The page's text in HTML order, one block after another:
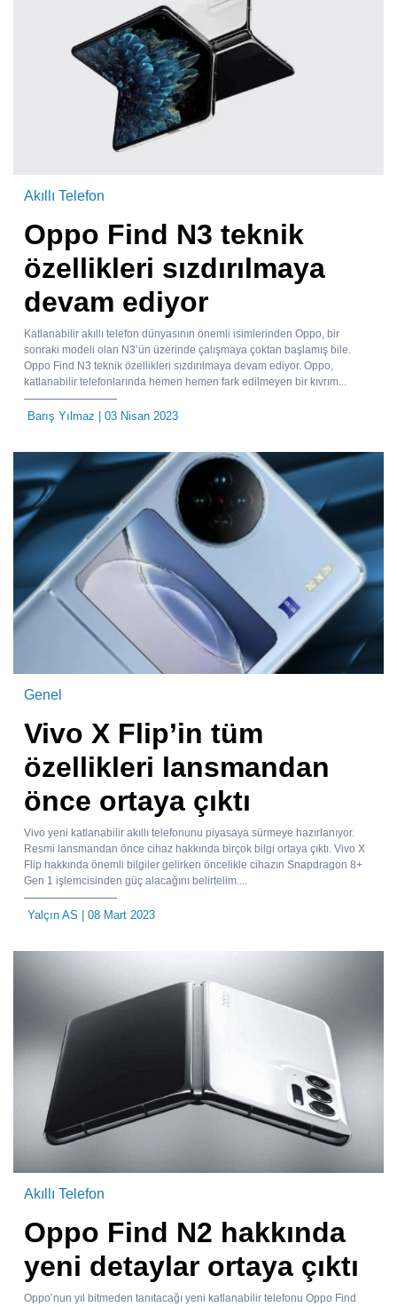
Akıllı Telefon
Oppo Find N3 teknik
özellikleri sızdırılmaya
devam ediyor
Katlanabilir akıllı telefon dünyasının önemli isimlerinden Oppo, bir
sonraki modeli olan N3’ün üzerinde çalışmaya çoktan başlamış bile.
Oppo Find N3 teknik özellikleri sızdırılmaya devam ediyor. Oppo,
katlanabilir telefonlarında hemen hemen fark edilmeyen bir kıvrım...
Barış Yılmaz | 03 Nisan 2023
Genel
Vivo X Flip’in tüm
özellikleri lansmandan
önce ortaya çıktı
Vivo yeni katlanabilir akıllı telefonunu piyasaya sürmeye hazırlanıyor.
Resmi lansmandan önce cihaz hakkında birçok bilgi ortaya çıktı. Vivo X
Flip hakkında önemli bilgiler gelirken öncelikle cihazın Snapdragon 8+
Gen 1 işlemcisinden güç alacağını belirtelim....
Yalçın AS | 08 Mart 2023
Akıllı Telefon
Oppo Find N2 hakkında
yeni detaylar ortaya çıktı
Oppo’nun yıl bitmeden tanıtacağı yeni katlanabilir telefonu Oppo Find